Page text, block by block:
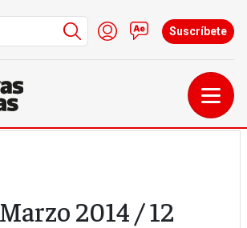
Menú de cuenta de
Iniciar sesión
Contacto
Suscríbete
Marzo 2014 / 12